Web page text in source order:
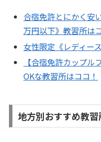
合宿免許とにかく安
万円以下》教習所は
女性限定《レディー
【合宿免許カップ
OKな教習所はココ！
地方別おすすめ教習